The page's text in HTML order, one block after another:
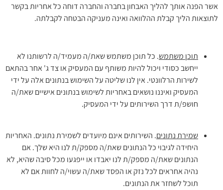
אשר הפנה אותך להליך האבחון בחברה והחברה דוחה כל אחריות בקשר
לתוצאות הליך קבלת ההלוואה ואינה מעניקה הבטחה לקבלתה.
תוכן משתמש. כל תוכן משתמש שאת/ה מעמיד/ה לרשותנו לא
ייחשב כסודי ויכול להיות משותף עם המעסיק או צד ג' אחר בהתאם
לשירות הרלוונטי. אין לנו שליטה על השימוש בנתונים אלה על ידי
המעסיק ואיננו נושאים באחריות לשימוש בנתונים אישיים שאת/ה
חושפ/ת דרך השירותים על ידי המעסיק.
שמירת נתונים. השירותים אינם מיועדים לשמירת נתונים. האחריות
היחידה לגיבוי כל הנתונים שאת/ה מספק/ת לנו היא שלך. אם
הנתונים שאת/ה מספק/ת לנו יאבדו או ייפגעו מכל סיבה שהיא, לא
נהיה אחראים לכל נזק או הפסד שאת/ה עשוי/ה לחוות אם לא
תוכל לשחזר את הנתונים.